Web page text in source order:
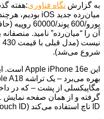
به گزارش نگاه فناوری
شروع می‌شد).
ID ناچ استفاده می‌کند (Touch ID از این گوشی حذف شده است).